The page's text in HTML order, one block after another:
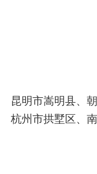
昆明市嵩明县、
杭州市拱墅区、